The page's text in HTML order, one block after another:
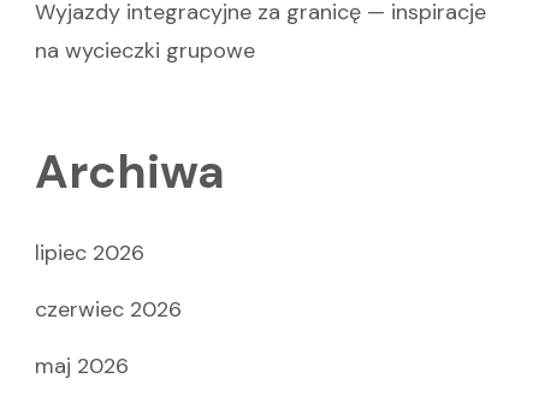
Wyjazdy integracyjne za granicę — inspiracje
na wycieczki grupowe
Archiwa
lipiec 2026
czerwiec 2026
maj 2026